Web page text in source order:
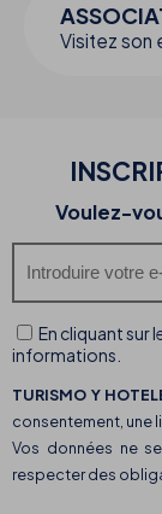
Visitez son
Voulez-
En cliquant sur
informations.
TURISMO Y
consentement, une
Vos données ne
respecter des